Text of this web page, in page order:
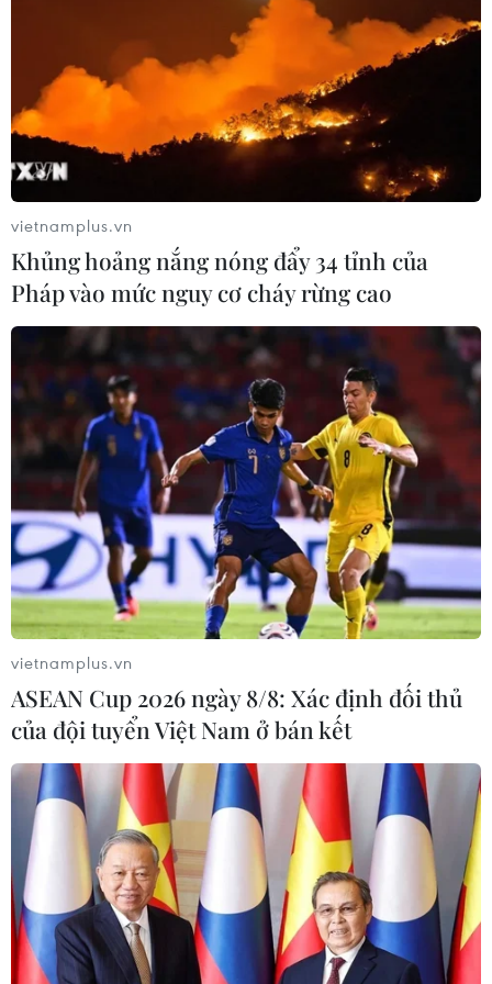
Thừa Thiên-Huế xây dựng đô thị thông
minh phục vụ người dân tốt hơn
22/05/2019 03:26
Tỉnh Thừa Thiên-Huế đã và đang triển khai nhiều giải
pháp để xây dựng một chính quyền phục vụ, một đô thị
thông minh, trở thành đơn vị dẫn đầu toàn quốc về phát
triển Chính phủ điện tử cấp tỉnh.
vietnamplus.vn
Khủng hoảng nắng nóng đẩy 34 tỉnh của
Pháp vào mức nguy cơ cháy rừng cao
vietnamplus.vn
ASEAN Cup 2026 ngày 8/8: Xác định đối thủ
của đội tuyển Việt Nam ở bán kết